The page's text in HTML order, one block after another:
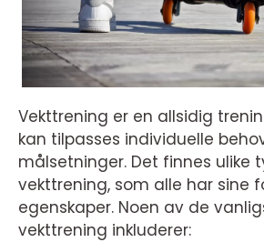
Vekttrening er en allsidig
kan tilpasses individuelle
målsetninger. Det finnes ulike
vekttrening, som alle har sine
egenskaper. Noen av de
vekttrening inkluderer: